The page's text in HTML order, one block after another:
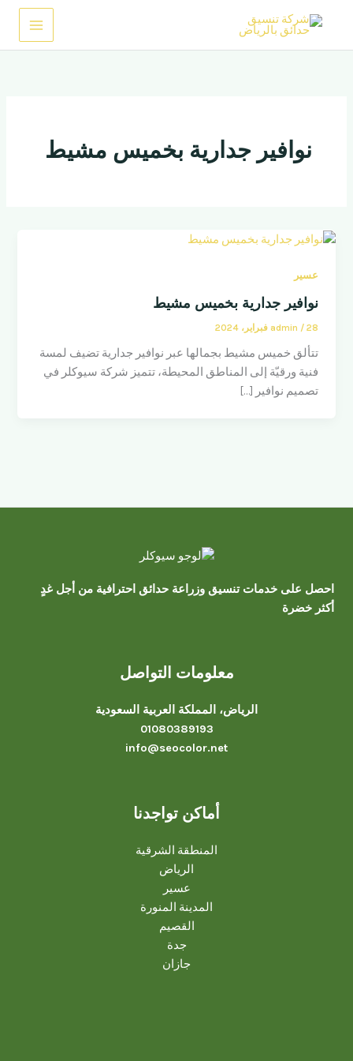
نوافير جدارية بخميس مشيط
عسير
نوافير جدارية بخميس مشيط
admin / 28 فبراير، 2024
تتألق خميس مشيط بجمالها عبر نوافير جدارية تضيف لمسة
فنية ورقيّة إلى المناطق المحيطة، تتميز شركة سيوكلر في
تصميم نوافير […]
احصل على خدمات تنسيق وزراعة حدائق احترافية من أجل غدٍ
أكثر خضرة
معلومات التواصل
الرياض، المملكة العربية السعودية
01080389193
info@seocolor.net
أماكن تواجدنا
المنطقة الشرقية
الرياض
عسير
المدينة المنورة
القصيم
جدة
جازان